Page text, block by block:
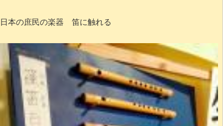
日本の庶民の楽器 笛に触れる